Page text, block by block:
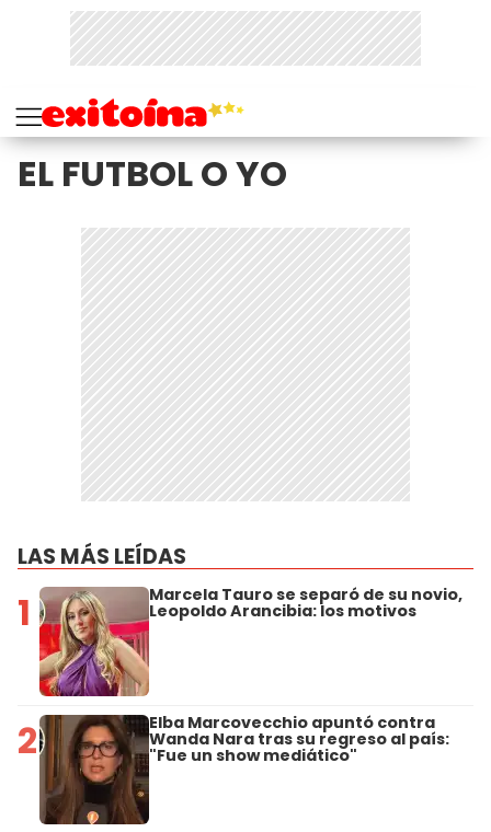
EL FUTBOL O YO
LAS MÁS LEÍDAS
1 Marcela Tauro se separó de su novio,
Leopoldo Arancibia: los motivos
2 Elba Marcovecchio apuntó contra
Wanda Nara tras su regreso al país:
"Fue un show mediático"